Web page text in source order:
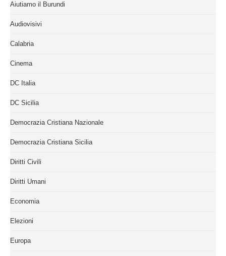
Aiutiamo il Burundi
Audiovisivi
Calabria
Cinema
DC Italia
DC Sicilia
Democrazia Cristiana Nazionale
Democrazia Cristiana Sicilia
Diritti Civili
Diritti Umani
Economia
Elezioni
Europa